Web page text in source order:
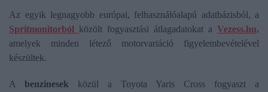
Az egyik legnagyobb európai, felhasználóalapú adatbázisból, a
Spritmonitorból közölt fogyasztási átlagadatokat a Vezess.hu,
amelyek minden létező motorvariáció figyelembevételével
készültek.
A benzinesek közül a Toyota Yaris Cross fogyaszt a